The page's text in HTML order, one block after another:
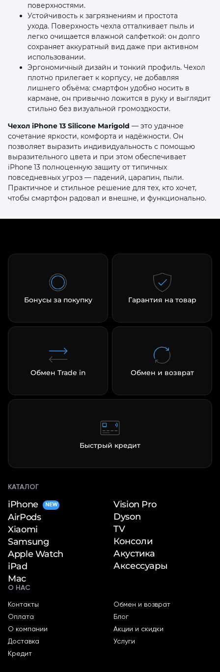
поверхностями.
Устойчивость к загрязнениям и простота
ухода. Поверхность чехла отталкивает пыль и
легко очищается влажной салфеткой: он долго
сохраняет аккуратный вид даже при активном
использовании.
Эргономичный дизайн и тонкий профиль. Чехол
плотно прилегает к корпусу, не добавляя
лишнего объёма: смартфон удобно носить в
кармане, он привычно ложится в руку и выглядит
стильно без визуальной громоздкости.
Чехол iPhone 13 Silicone Marigold — это удачное
сочетание яркости, комфорта и надёжности. Он
позволяет выразить индивидуальность с помощью
выразительного цвета и при этом обеспечивает
iPhone 13 полноценную защиту от типичных
повседневных угроз — падений, царапин, пыли.
Практичное и стильное решение для тех, кто хочет,
чтобы смартфон радовал и внешне, и функционально.
Бонусы за покупку Гарантия на товар
Обмен Trade in Обмен и возврат
Быстрый кредит
КАТАЛОГ
iPhone NEW
AirPods
Xiaomi
Samsung
Apple Watch
iPad
Mac
Vision Pro
Dyson
TV
Консоли
Акустика
Аксессуары
О НАС
Контакты
Оплата
О компании
Доставка
Кредит
Обмен и возврат
Блог
Акции и скидки
Услуги